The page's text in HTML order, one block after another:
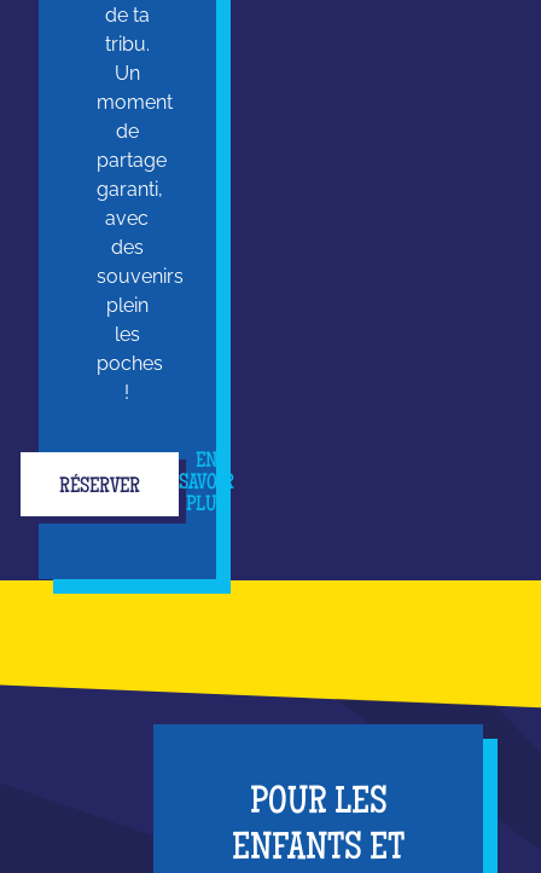
de ta
tribu.
Un
moment
de
partage
garanti,
avec
des
souvenirs
plein
les
poches
!
RÉSERVER
EN
SAVOIR
PLUS
POUR LES
ENFANTS ET